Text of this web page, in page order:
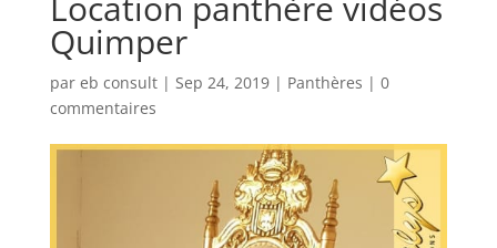
Quimper
par eb consult| Sep 24, 2019| Panthères | 0
commentaires